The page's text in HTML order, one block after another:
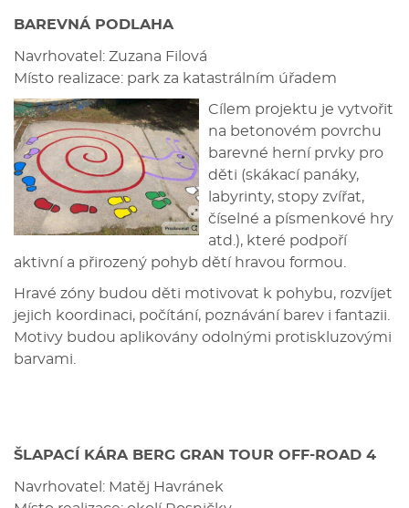
BAREVNÁ PODLAHA
Navrhovatel: Zuzana Filová
Místo realizace: park za katastrálním úřadem
Cílem projektu je vytvořit
na betonovém povrchu
barevné herní prvky pro
děti (skákací panáky,
labyrinty, stopy zvířat,
číselné a písmenkové hry
atd.), které podpoří
aktivní a přirozený pohyb dětí hravou formou.
Hravé zóny budou děti motivovat k pohybu, rozvíjet
jejich koordinaci, počítání, poznávání barev i fantazii.
Motivy budou aplikovány odolnými protiskluzovými
barvami.
ŠLAPACÍ KÁRA BERG GRAN TOUR OFF-ROAD 4
Navrhovatel: Matěj Havránek